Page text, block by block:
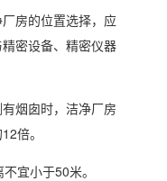
房的位置选择，应
密设备、精密仪器
烟囱时，洁净厂房
倍。
宜小于50米。